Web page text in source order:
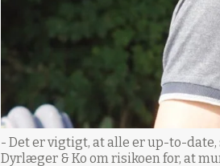
- Det er vigtigt, at alle er up-to-
Dyrlæger & Ko om risikoen for, at